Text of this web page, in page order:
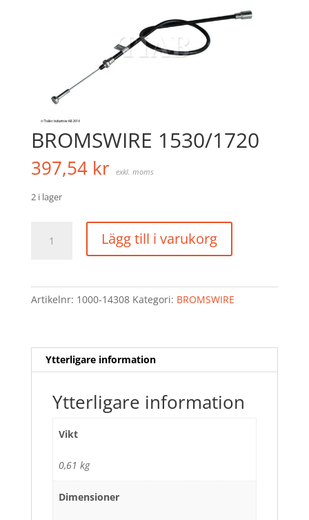
BROMSWIRE 1530/1720
397,54 kr exkl. moms
2 i lager
1530/1720
Lägg till i varukorg
Artikelnr: 1000-14308 Kategori: BROMSWIRE
Ytterligare information
Ytterligare information
Vikt
0,61 kg
Dimensioner